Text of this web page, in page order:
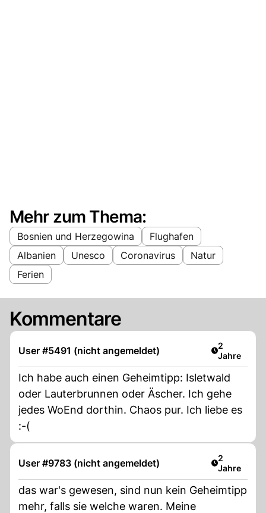
Mehr zum Thema:
Bosnien und Herzegowina
Flughafen
Albanien
Unesco Coronavirus
Natur
Ferien
Kommentare
User #5491 (nicht angemeldet) Artikel
2
Jahre
Ich habe auch einen Geheimtipp: Isletwald
oder Lauterbrunnen oder Äscher. Ich gehe
jedes WoEnd dorthin. Chaos pur. Ich liebe es
:-(
User #9783 (nicht angemeldet) Artikel
2
Jahre
das war's gewesen, sind nun kein Geheimtipp
mehr, falls sie welche waren. Meine